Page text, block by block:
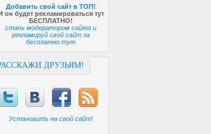
Добавить свой сайт в ТОП!
он будет рекламироваться тут
БЕСПЛАТНО!
стань модератором сайта и
рекламируй свой сайт за
бесплатно тут
ДРУЗЬЯМ!
Установить на свой сайт!